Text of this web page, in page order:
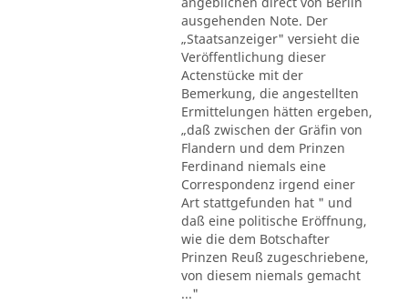
ausgehenden Note. Der
„Staatsanzeiger" versieht die
Veröffentlichung dieser
Actenstücke mit der
Bemerkung, die angestellten
Ermittelungen hätten ergeben,
„daß zwischen der Gräfin von
Flandern und dem Prinzen
Ferdinand niemals eine
Correspondenz irgend einer
Art stattgefunden hat " und
daß eine politische Eröffnung,
wie die dem Botschafter
Prinzen Reuß zugeschriebene,
von diesem niemals gemacht
..."